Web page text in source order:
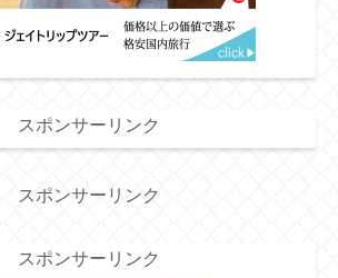
スポンサーリンク
スポンサーリンク
スポンサーリンク